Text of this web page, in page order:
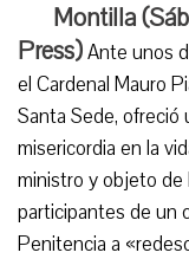
Montilla
Press)Ante unos
el Cardenal Mauro
Santa Sede, ofreció
misericordia en la
ministro y objeto de
participantes de un
Penitencia a